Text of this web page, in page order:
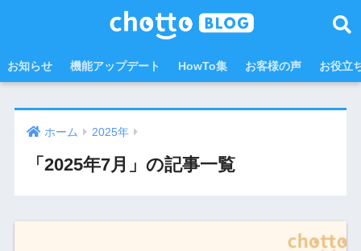
お知らせ 機能アップデート HowTo集 お客様の声 お役立
ホーム 2025年
「2025年7月」の記事一覧